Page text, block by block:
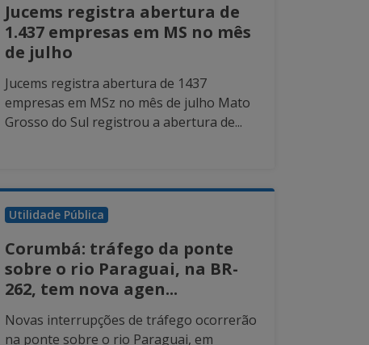
Jucems registra abertura de
1.437 empresas em MS no mês
de julho
Jucems registra abertura de 1437
empresas em MSz no mês de julho Mato
Grosso do Sul registrou a abertura de...
Utilidade Pública
Corumbá: tráfego da ponte
sobre o rio Paraguai, na BR-
262, tem nova agen...
Novas interrupções de tráfego ocorrerão
na ponte sobre o rio Paraguai, em